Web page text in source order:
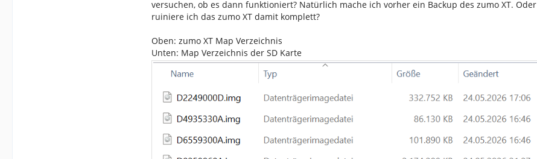
versuchen, ob es dann funktioniert? Natürlich mache ich vorher ein Backup des zumo XT. Oder
ruiniere ich das zumo XT damit komplett?
Oben: zumo XT Map Verzeichnis
Unten: Map Verzeichnis der SD Karte